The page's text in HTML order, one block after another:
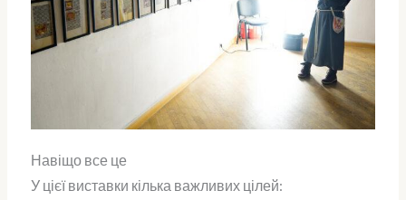
Навіщо все це
У цієї виставки кілька важливих цілей: